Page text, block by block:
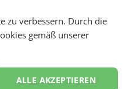
zu verbessern. Durch die
gemäß unserer
ALLE AKZEPTIEREN